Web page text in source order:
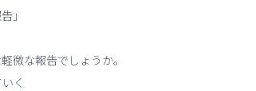
」
微な報告でしょうか。
く